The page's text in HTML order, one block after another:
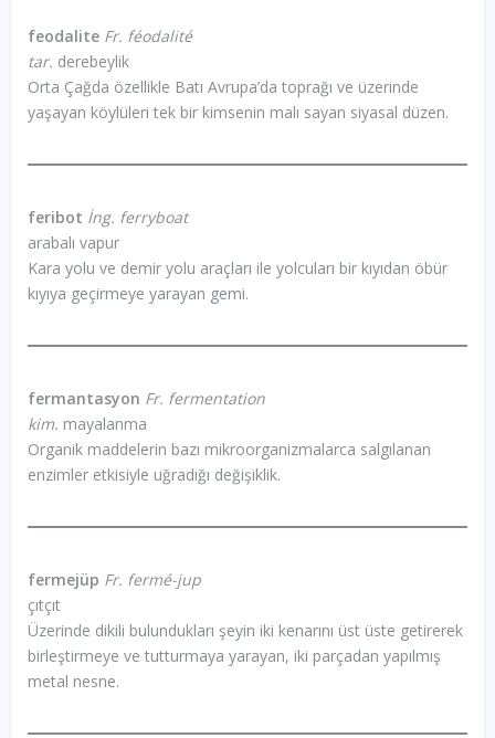
feodaliteFr. féodalité
tar. derebeylik
Orta Çağda özellikle Batı Avrupa’da toprağı ve üzerinde
yaşayan köylüleri tek bir kimsenin malı sayan siyasal düzen.
feribot İng. ferryboat
arabalı vapur
Kara yolu ve demir yolu araçları ile yolcuları bir kıyıdan öbür
kıyıya geçirmeye yarayan gemi.
fermantasyon Fr. fermentation
kim. mayalanma
Organik maddelerin bazı mikroorganizmalarca salgılanan
enzimler etkisiyle uğradığı değişiklik.
fermejüp Fr. fermé-jup
çıtçıt
Üzerinde dikili bulundukları şeyin iki kenarını üst üste getirerek
birleştirmeye ve tutturmaya yarayan, iki parçadan yapılmış
metal nesne.